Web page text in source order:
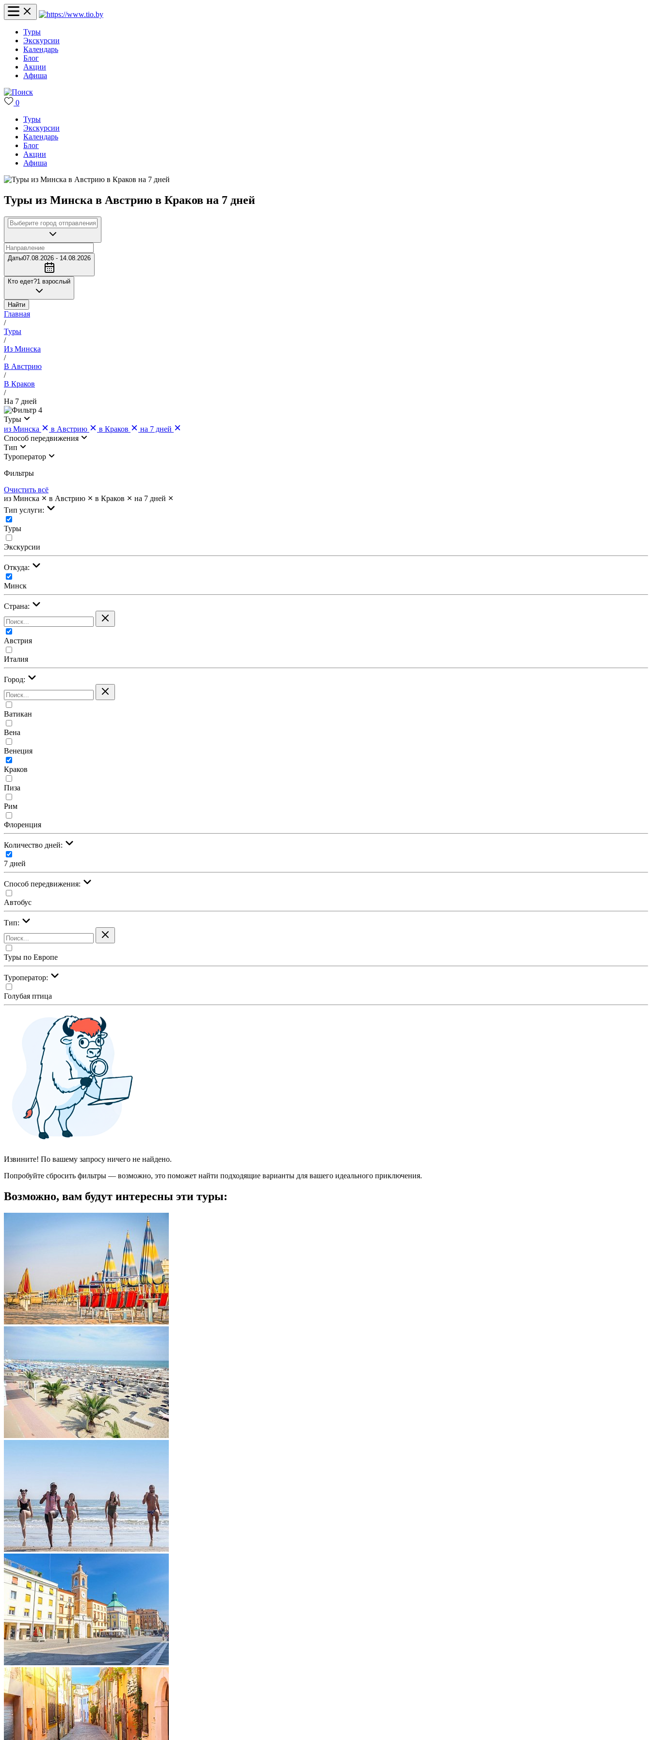
Туры
Экскурсии
Календарь
Блог
Акции
Афиша
0
Туры
Экскурсии
Календарь
Блог
Акции
Афиша
Туры из Минска в Австрию в Краков на 7 дней
Даты07.08.2026 - 14.08.2026
Кто едет?1 взрослый
Найти
Главная
/
Туры
/
Из Минска
/
В Австрию
/
В Краков
/
На 7 дней
4
Туры
из Минска
в Австрию в Краков
на 7 дней
Cпособ передвижения
Тип
Туроператор
Фильтры
Очистить всё
из Минска
в Австрию в Краков
на 7 дней
Тип услуги:
Туры
Экскурсии
Откуда:
Минск
Страна:
Австрия
Италия
Город:
Ватикан
Вена
Венеция
Краков
Пиза
Рим
Флоренция
Количество дней:
7 дней
Cпособ передвижения:
Автобус
Тип:
Туры по Европе
Туроператор:
Голубая птица
Извините! По вашему запросу ничего не найдено.
Попробуйте сбросить фильтры — возможно, это поможет найти подходящие варианты для вашего идеального приключения.
Возможно, вам будут интересны эти туры: